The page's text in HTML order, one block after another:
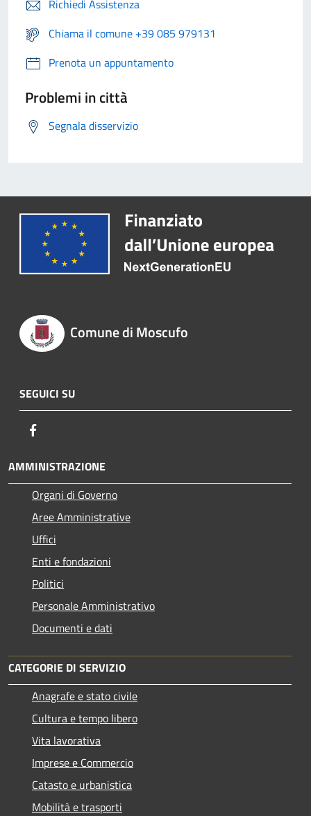
Richiedi Assistenza
Chiama il comune +39 085 979131
Prenota un appuntamento
Problemi in città
Segnala disservizio
Comune di Moscufo
SEGUICI SU
AMMINISTRAZIONE
Organi di Governo
Aree Amministrative
Uffici
Enti e fondazioni
Politici
Personale Amministrativo
Documenti e dati
CATEGORIE DI SERVIZIO
Anagrafe e stato civile
Cultura e tempo libero
Vita lavorativa
Imprese e Commercio
Catasto e urbanistica
Mobilità e trasporti